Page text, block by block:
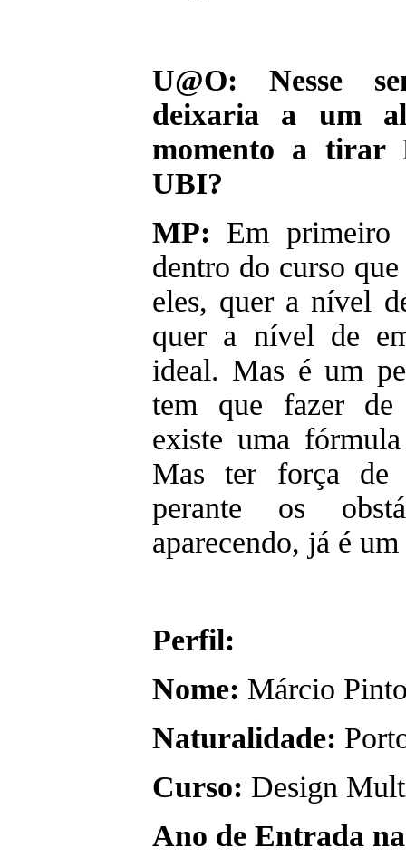
U@O: Nesse
deixaria a um
momento a tirar
UBI?
MP: Em primeiro
dentro do curso
eles, quer a nível
quer a nível de
ideal. Mas é um
tem que fazer
existe uma
Mas ter força de
perante os
aparecendo, já é
Perfil:
Nome: Márcio
Naturalidade:
Curso: Design
Ano de Entrada